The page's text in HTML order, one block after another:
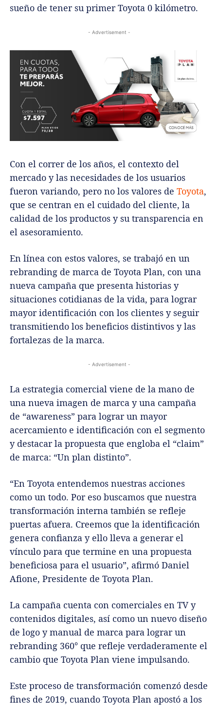
sueño de tener su primer Toyota 0 kilómetro.
- Advertisement -
Con el correr de los años, el contexto del
mercado y las necesidades de los usuarios
fueron variando, pero no los valores de Toyota,
que se centran en el cuidado del cliente, la
calidad de los productos y su transparencia en
el asesoramiento.
En línea con estos valores, se trabajó en un
rebranding de marca de Toyota Plan, con una
nueva campaña que presenta historias y
situaciones cotidianas de la vida, para lograr
mayor identificación con los clientes y seguir
transmitiendo los beneficios distintivos y las
fortalezas de la marca.
- Advertisement -
La estrategia comercial viene de la mano de
una nueva imagen de marca y una campaña
de “awareness” para lograr un mayor
acercamiento e identificación con el segmento
y destacar la propuesta que engloba el “claim”
de marca: “Un plan distinto”.
“En Toyota entendemos nuestras acciones
como un todo. Por eso buscamos que nuestra
transformación interna también se refleje
puertas afuera. Creemos que la identificación
genera confianza y ello lleva a generar el
vínculo para que termine en una propuesta
beneficiosa para el usuario”, afirmó Daniel
Afione, Presidente de Toyota Plan.
La campaña cuenta con comerciales en TV y
contenidos digitales, así como un nuevo diseño
de logo y manual de marca para lograr un
rebranding 360° que refleje verdaderamente el
cambio que Toyota Plan viene impulsando.
Este proceso de transformación comenzó desde
fines de 2019, cuando Toyota Plan apostó a los